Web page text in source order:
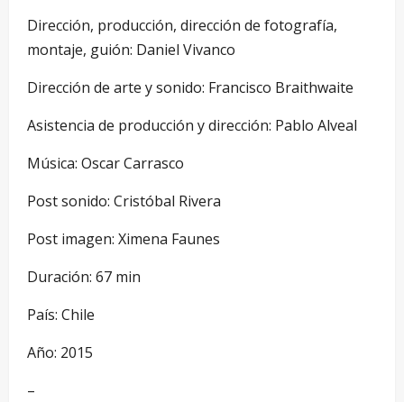
Dirección, producción, dirección de fotografía,
montaje, guión: Daniel Vivanco
Dirección de arte y sonido: Francisco Braithwaite
Asistencia de producción y dirección: Pablo Alveal
Música: Oscar Carrasco
Post sonido: Cristóbal Rivera
Post imagen: Ximena Faunes
Duración: 67 min
País: Chile
Año: 2015
–